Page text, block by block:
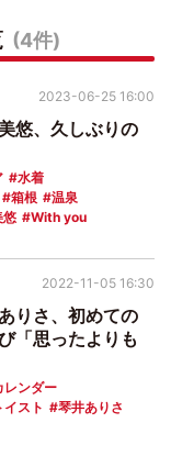
(4件)
悠、久しぶりの
水着
箱根
温泉
悠 With you
2023-06-25 16:00
りさ、初めての
「思ったよりも
レンダー
イスト
琴井ありさ
2022-11-05 16:30